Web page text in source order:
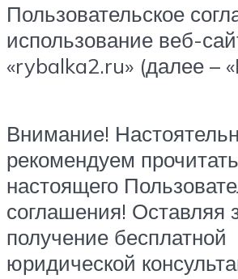
Пользовательское
использование веб-
«rybalka2.ru» (далее –
Внимание!
рекомендуем
настоящего
соглашения! Оставляя
получение бесплатной
юридической